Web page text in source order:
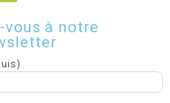
vous à notre